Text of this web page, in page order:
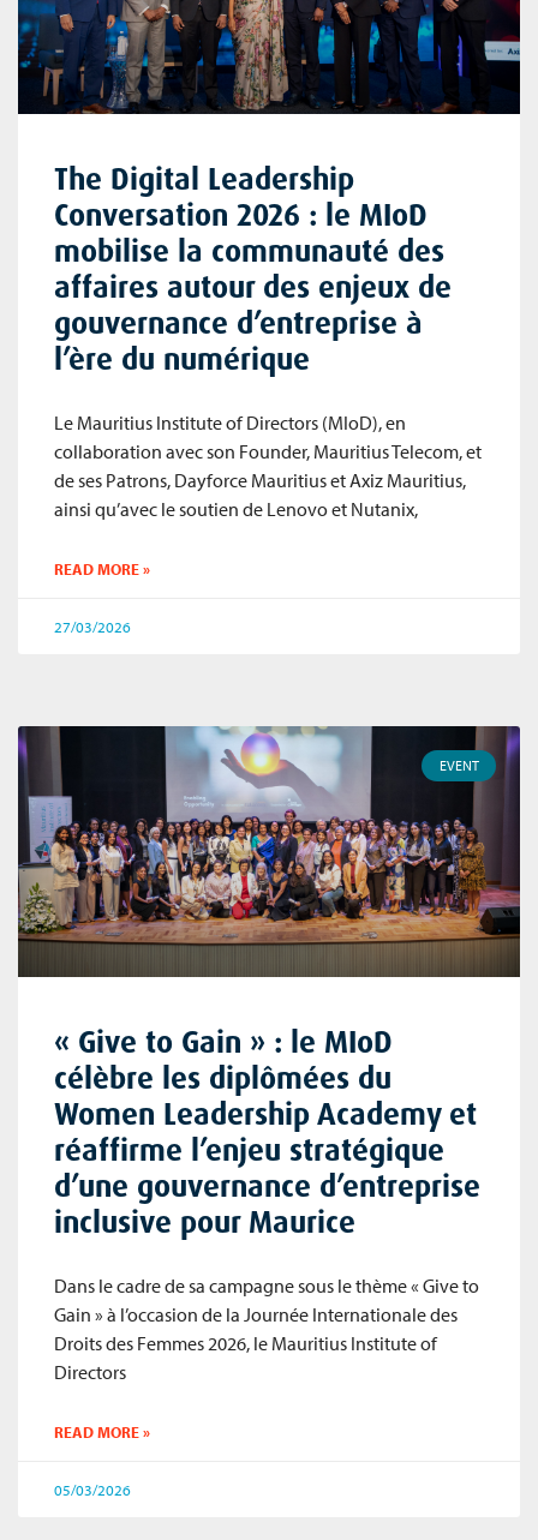
The Digital Leadership
Conversation 2026 : le MIoD
mobilise la communauté des
affaires autour des enjeux de
gouvernance d’entreprise à
l’ère du numérique
Le Mauritius Institute of Directors (MIoD), en
collaboration avec son Founder, Mauritius Telecom, et
de ses Patrons, Dayforce Mauritius et Axiz Mauritius,
ainsi qu’avec le soutien de Lenovo et Nutanix,
READ MORE »
27/03/2026
EVENT
« Give to Gain » : le MIoD
célèbre les diplômées du
Women Leadership Academy et
réaffirme l’enjeu stratégique
d’une gouvernance d’entreprise
inclusive pour Maurice
Dans le cadre de sa campagne sous le thème « Give to
Gain » à l’occasion de la Journée Internationale des
Droits des Femmes 2026, le Mauritius Institute of
Directors
READ MORE »
05/03/2026